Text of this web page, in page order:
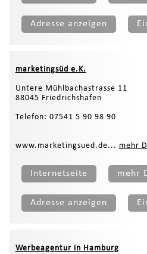
Adresse anzeigen
marketingsüd e.K.
Untere Mühlbachastrasse 11
88045 Friedrichshafen
Telefon: 07541 5 90 98 90
www.marketingsued.de... mehr
Internetseite mehr
Adresse anzeigen
Werbeagentur in Hamburg